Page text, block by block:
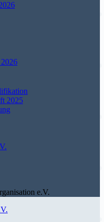
2025
e.V.